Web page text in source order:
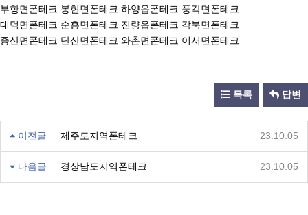
부항면폰테크 봉현면폰테크 하양읍폰테크 풍각면폰테크
대덕면폰테크 순흥면폰테크 진량읍폰테크 각북면폰테크
증산면폰테크 단산면폰테크 와촌면폰테크 이서면폰테크
목록 답변
이전글 제주도지역폰테크 23.10.05
다음글 경상남도지역폰테크 23.10.05